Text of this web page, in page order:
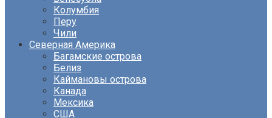
Колумбия
Перу
Чили
Северная Америка
Багамские острова
Белиз
Каймановы острова
Канада
Мексика
США